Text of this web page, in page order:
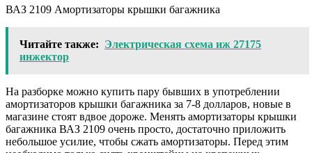
ВАЗ 2109 Амортизаторы крышки багажника
Читайте также: Электрическая схема иж 27175
инжектор
На разборке можно купить пару бывших в употреблении
амортизаторов крышки багажника за 7-8 долларов, новые в
магазине стоят вдвое дороже. Менять амортизаторы крышки
багажника ВАЗ 2109 очень просто, достаточно приложить
небольшое усилие, чтобы сжать амортизаторы. Перед этим